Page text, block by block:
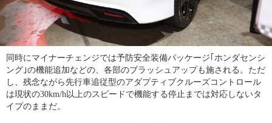
同時にマイナーチェンジでは予防安全装備パッケージ｢ホンダセンシ
ング｣の機能追加などの、各部のブラッシュアップも施される。ただ
し、残念ながら先行車追従型のアダプティブクルーズコントロール
は現状の30km/h以上のスピードで機能する停止までは対応しないタ
イプのままだ。